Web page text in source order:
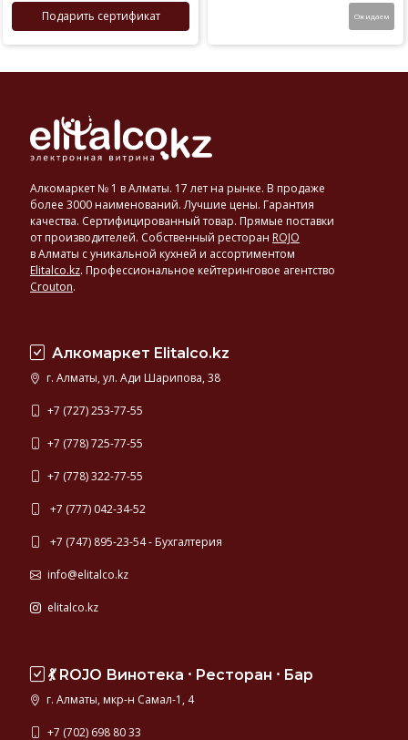
Подарить сертификат Ожидаем
Алкомаркет № 1 в Алматы. 17 лет на рынке. В продаже
более 3000 наименований. Лучшие цены. Гарантия
качества. Сертифицированный товар. Прямые поставки
от производителей. Собственный ресторан ROJO
в Алматы с уникальной кухней и ассортиментом
Elitalco.kz. Профессиональное кейтеринговое агентство
Crouton.
Алкомаркет Elitalco.kz
г. Алматы, ул. Ади Шарипова, 38
+7 (727) 253-77-55
+7 (778) 725-77-55
+7 (778) 322-77-55
+7 (777) 042-34-52
+7 (747) 895-23-54 - Бухгалтерия
info@elitalco.kz
elitalco.kz
💃 ROJO Винотека ⸱ Ресторан ⸱ Бар
г. Алматы, мкр-н Самал-1, 4
+7 (702) 698 80 33